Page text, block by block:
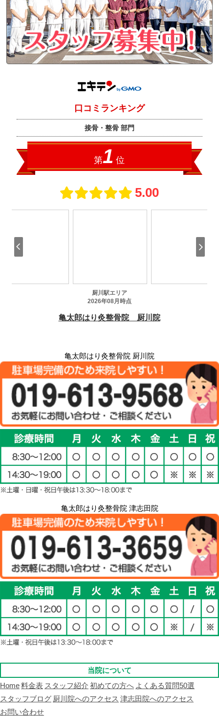
亀太郎はり灸整骨院 厨川院
亀太郎はり灸整骨院 津志田院
当院について
Home料金表 スタッフ紹介 初めての方へ よくある質問50選
スタッフブログ 厨川院へのアクセス 津志田院へのアクセス
お問い合わせ